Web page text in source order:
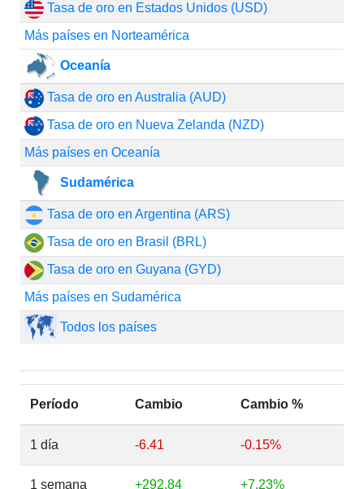
Tasa de oro en Estados Unidos (USD)
Más países en Norteamérica
Oceanía
Tasa de oro en Australia (AUD)
Tasa de oro en Nueva Zelanda (NZD)
Más países en Oceanía
Sudamérica
Tasa de oro en Argentina (ARS)
Tasa de oro en Brasil (BRL)
Tasa de oro en Guyana (GYD)
Más países en Sudamérica
Todos los países
Período Cambio Cambio %
1 día -6.41 -0.15%
1 semana +292.84 +7.23%